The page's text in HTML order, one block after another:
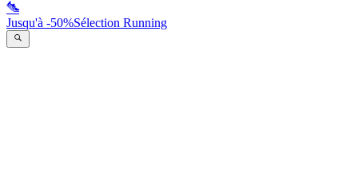
Jusqu'à -50%Sélection Running